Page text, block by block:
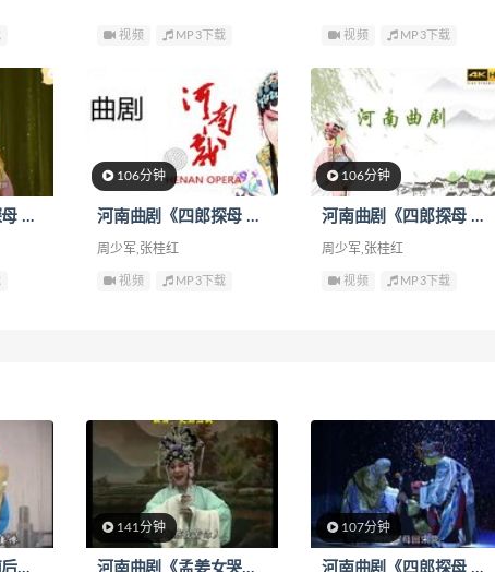
视频 MP3下载 视频 MP3下载
河南曲剧《四郎探母 全集》下载
106分钟
河南曲剧《四郎探母 全集》下载
周少军,张桂红
视频 MP3下载
106分钟
河南曲剧《四郎探母 全集》下载
周少军,张桂红
视频 MP3下载
河南曲剧《卷席筒后传 全集》
141分钟
河南曲剧《孟姜女哭长城 全集》
107分钟
河南曲剧《四郎探母 全集》